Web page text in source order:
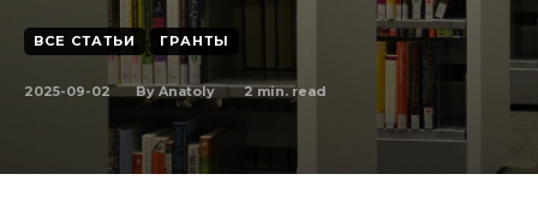
ВСЕ СТАТЬИ ГРАНТЫ
2025-09-02 By Anatoly 2min. read